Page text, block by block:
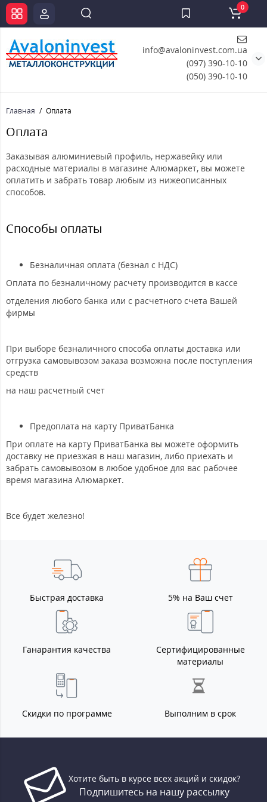
info@avaloninvest.com.ua
(097) 390-10-10
(050) 390-10-10
0
Главная Оплата
Оплата
Заказывая алюминиевый профиль, нержавейку или
расходные материалы в магазине Алюмаркет, вы можете
оплатить и забрать товар любым из нижеописанных
способов.
Способы оплаты
Безналичная оплата (безнал с НДС)
Оплата по безналичному расчету производится в кассе
отделения любого банка или с расчетного счета Вашей
фирмы
При выборе безналичного способа оплаты доставка или
отгрузка самовывозом заказа возможна после поступления
средств
на наш расчетный счет
Предоплата на карту ПриватБанка
При оплате на карту ПриватБанка вы можете оформить
доставку не приезжая в наш магазин, либо приехать и
забрать самовывозом в любое удобное для вас рабочее
время магазина Алюмаркет.
Все будет железно!
Быстрая доставка 5% на Ваш счет
Ганарантия качества
Сертифицированные
материалы
Скидки по программе Выполним в срок
Хотите быть в курсе всех акций и скидок?
Подпишитесь на нашу рассылку